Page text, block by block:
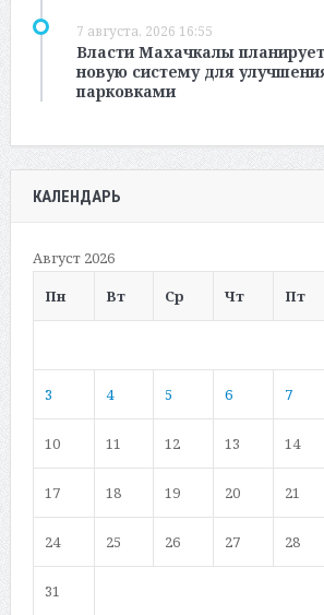
7 августа, 2026 16:55
Власти Махачкалы
новую систему для
парковками
КАЛЕНДАРЬ
Август 2026
Пн
Вт Ср Чт Пт
3 4 5 6 7
10 11 12 13 14
17 18 19 20 21
24 25 26 27 28
31